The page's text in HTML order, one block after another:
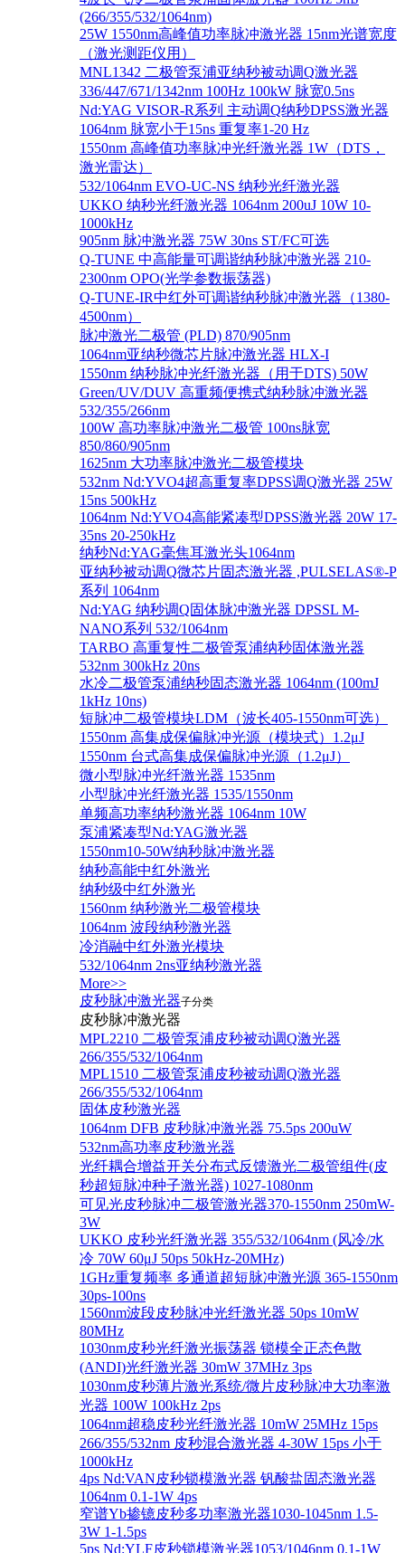
(266/355/532/1064nm)
25W 1550nm高峰值功率脉冲激光器 15nm光谱宽度
（激光测距仪用）
MNL1342 二极管泵浦亚纳秒被动调Q激光器
336/447/671/1342nm 100Hz 100kW 脉宽0.5ns
Nd:YAG VISOR-R系列 主动调Q纳秒DPSS激光器
1064nm 脉宽小于15ns 重复率1-20 Hz
1550nm 高峰值功率脉冲光纤激光器 1W（DTS，
激光雷达）
532/1064nm EVO-UC-NS 纳秒光纤激光器
UKKO 纳秒光纤激光器 1064nm 200uJ 10W 10-
1000kHz
905nm 脉冲激光器 75W 30ns ST/FC可选
Q-TUNE 中高能量可调谐纳秒脉冲激光器 210-
2300nm OPO(光学参数振荡器)
Q-TUNE-IR中红外可调谐纳秒脉冲激光器（1380-
4500nm）
脉冲激光二极管 (PLD) 870/905nm
1064nm亚纳秒微芯片脉冲激光器 HLX-I
1550nm 纳秒脉冲光纤激光器（用于DTS) 50W
Green/UV/DUV 高重频便携式纳秒脉冲激光器
532/355/266nm
100W 高功率脉冲激光二极管 100ns脉宽
850/860/905nm
1625nm 大功率脉冲激光二极管模块
532nm Nd:YVO4超高重复率DPSS调Q激光器 25W
15ns 500kHz
1064nm Nd:YVO4高能紧凑型DPSS激光器 20W 17-
35ns 20-250kHz
纳秒Nd:YAG毫焦耳激光头1064nm
亚纳秒被动调Q微芯片固态激光器 ,PULSELAS®-P
系列 1064nm
Nd:YAG 纳秒调Q固体脉冲激光器 DPSSL M-
NANO系列 532/1064nm
TARBO 高重复性二极管泵浦纳秒固体激光器
532nm 300kHz 20ns
水冷二极管泵浦纳秒固态激光器 1064nm (100mJ
1kHz 10ns)
短脉冲二极管模块LDM（波长405-1550nm可选）
1550nm 高集成保偏脉冲光源（模块式）1.2μJ
1550nm 台式高集成保偏脉冲光源（1.2μJ）
微小型脉冲光纤激光器 1535nm
小型脉冲光纤激光器 1535/1550nm
单频高功率纳秒激光器 1064nm 10W
泵浦紧凑型Nd:YAG激光器
1550nm10-50W纳秒脉冲激光器
纳秒高能中红外激光
纳秒级中红外激光
1560nm 纳秒激光二极管模块
1064nm 波段纳秒激光器
冷消融中红外激光模块
532/1064nm 2ns亚纳秒激光器
More>>
皮秒脉冲激光器子分类
皮秒脉冲激光器
​MPL2210 二极管泵浦皮秒被动调Q激光器
266/355/532/1064nm
MPL1510 二极管泵浦皮秒被动调Q激光器
266/355/532/1064nm
固体皮秒激光器
1064nm DFB 皮秒脉冲激光器 75.5ps 200uW
532nm高功率皮秒激光器
光纤耦合增益开关分布式反馈激光二极管组件(皮
秒超短脉冲种子激光器) 1027-1080nm
可见光皮秒脉冲二极管激光器370-1550nm 250mW-
3W
UKKO 皮秒光纤激光器 355/532/1064nm (风冷/水
冷 70W 60μJ 50ps 50kHz-20MHz)
1GHz重复频率 多通道超短脉冲激光源 365-1550nm
30ps-100ns
1560nm波段皮秒脉冲光纤激光器 50ps 10mW
80MHz
1030nm皮秒光纤激光振荡器 锁模全正态色散
(ANDI)光纤激光器 30mW 37MHz 3ps
1030nm皮秒薄片激光系统/微片皮秒脉冲大功率激
光器 100W 100kHz 2ps
1064nm超稳皮秒光纤激光器 10mW 25MHz 15ps
266/355/532nm 皮秒混合激光器 4-30W 15ps 小于
1000kHz
4ps Nd:VAN皮秒锁模激光器 钒酸盐固态激光器
1064nm 0.1-1W 4ps
窄谱Yb掺镱皮秒多功率激光器1030-1045nm 1.5-
3W 1-1.5ps
5ps Nd:YLF皮秒锁模激光器1053/1046nm 0.1-1W